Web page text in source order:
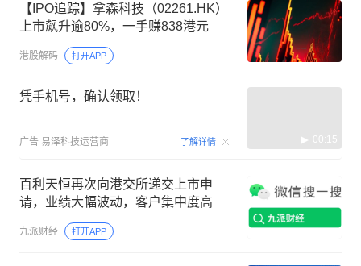
【IPO追踪】拿森科技（02261.HK）
上市飙升逾80%，一手赚838港元
港股解码 打开APP
凭手机号，确认领取！
广告 易泽科技运营商 了解详情 00:15
百利天恒再次向港交所递交上市申
请，业绩大幅波动，客户集中度高
九派财经 打开APP